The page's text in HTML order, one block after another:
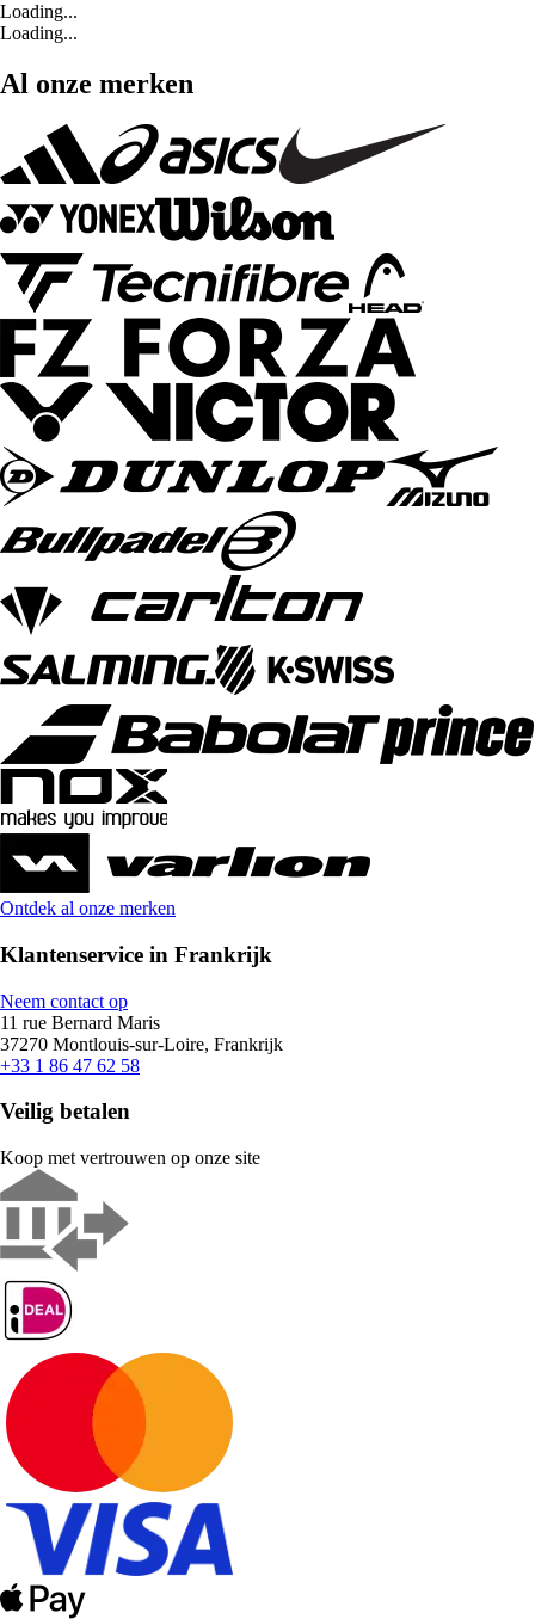
Loading...
Loading...
Al onze merken
Ontdek al onze merken
Klantenservice in Frankrijk
Neem contact op
11 rue Bernard Maris
37270 Montlouis-sur-Loire, Frankrijk
+33 1 86 47 62 58
Veilig betalen
Koop met vertrouwen op onze site